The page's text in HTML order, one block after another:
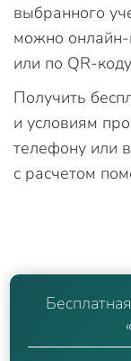
выбранного
можно онлайн-
или по QR-
Получить
и условиям
телефону или
с расчетом